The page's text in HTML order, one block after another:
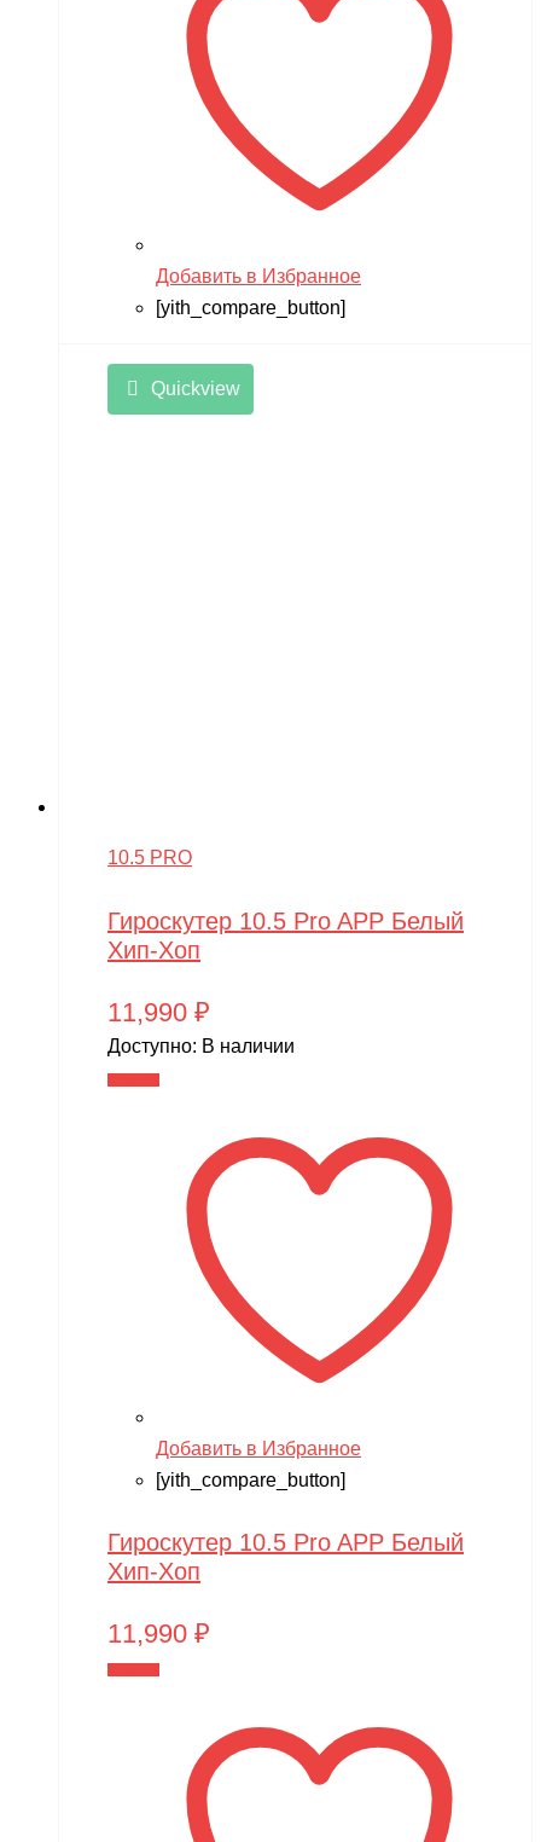
Добавить в Избранное
[yith_compare_button]
Quickview
10.5 PRO
Гироскутер 10.5 Pro APP Белый
Хип-Хоп
11,990 ₽
Доступно: В наличии
Добавить в Избранное
[yith_compare_button]
Гироскутер 10.5 Pro APP Белый
Хип-Хоп
11,990 ₽